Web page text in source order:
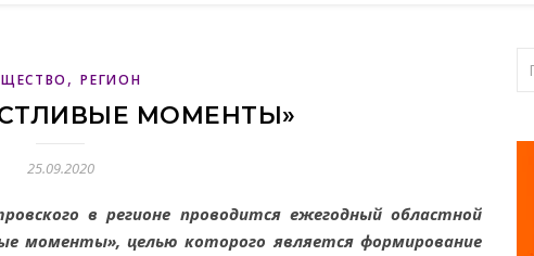
,РЕГИОН
МОМЕНТЫ»
25.09.2020
в регионе проводится ежегодный областной
моменты», целью которого является формирование